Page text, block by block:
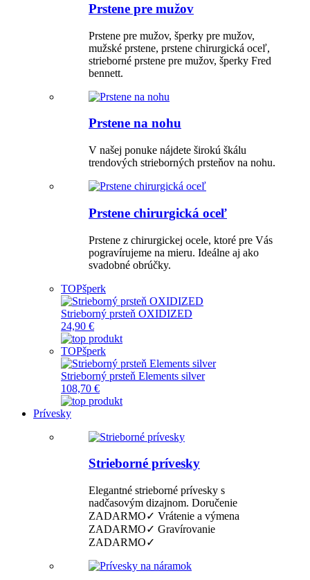
Prstene pre mužov
Prstene pre mužov, šperky pre mužov,
mužské prstene, prstene chirurgická oceľ,
strieborné prstene pre mužov, šperky Fred
bennett.
Prstene na nohu
V našej ponuke nájdete širokú škálu
trendových strieborných prsteňov na nohu.
Prstene chirurgická oceľ
Prstene z chirurgickej ocele, ktoré pre Vás
pogravírujeme na mieru. Ideálne aj ako
svadobné obrúčky.
TOPšperk
Strieborný prsteň OXIDIZED
24,90 €
TOPšperk
Strieborný prsteň Elements silver
108,70 €
Prívesky
Strieborné prívesky
Elegantné strieborné prívesky s
nadčasovým dizajnom. Doručenie
ZADARMO✓ Vrátenie a výmena
ZADARMO✓ Gravírovanie
ZADARMO✓